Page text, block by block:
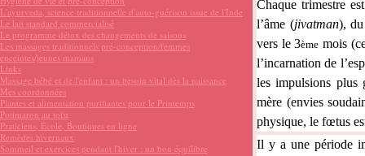
L'ayurveda, science traditionnelle d'auto-guérison issue de l'Inde
Le lait standard commercialisé
Le programme détox des changements de saisons
Les massages traditionnels pré-conception/femmes
enceintes/jeunes mamans
Links
Massage bébé et de l'enfant : un besoin vital dès la naissance
Mes coordonnées
Plantes et alimentation purifiantes pour le Printemps
Potimaron au tofu
Praticiens, Ecole, Boutiques en ligne
Remèdes hivernaux
Sommeil et exercices pendant l'hiver : un bon équilibre
Chaque trimestre
l’âme (jivatman), du
vers le 3ème mois
l’incarnation de
les impulsions plus
mère (envies
physique, le fœtus
Il y a une période